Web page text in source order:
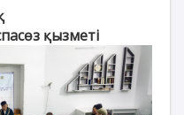
қызметі